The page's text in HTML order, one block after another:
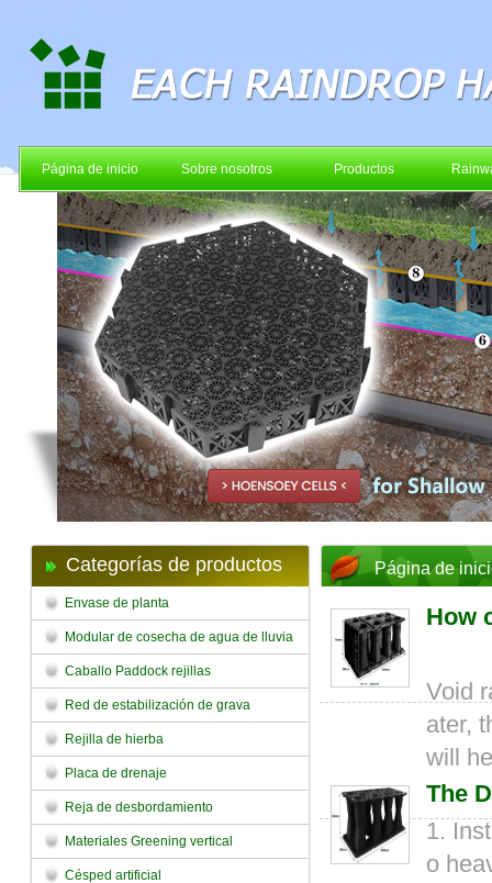
Página de inicio Sobre nosotros Productos
Categorías de productos
Envase de planta
Modular de cosecha de agua de lluvia
Caballo Paddock rejillas
Red de estabilización de grava
Rejilla de hierba
Placa de drenaje
Reja de desbordamiento
Materiales Greening vertical
Césped artificial
Página de
How
Void
ater,
will
The
1.
o